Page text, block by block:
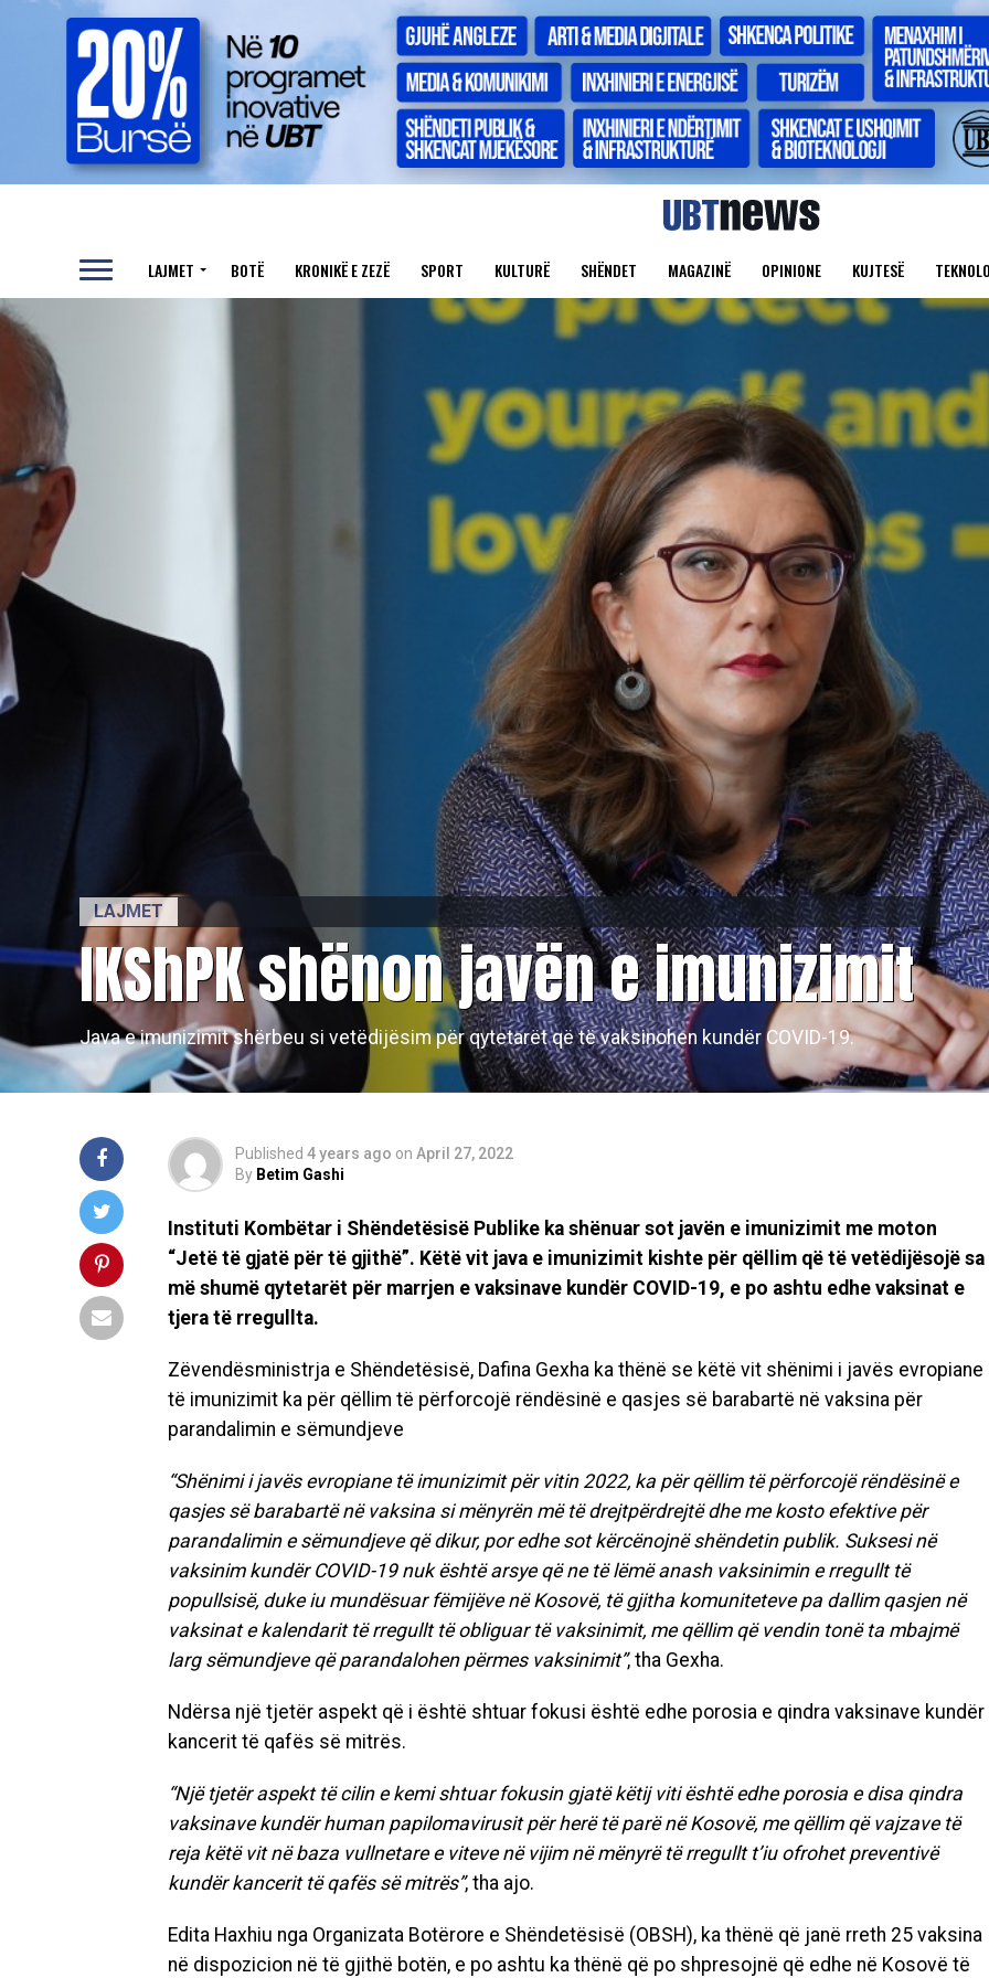
LAJMET BOTË KRONIKË E ZEZË SPORT KULTURË SHËNDET MAGAZINË OPINIONE KUJTESË
LAJMET
​IKShPK shënon javën e imunizimit
Java e imunizimit shërbeu si vetëdijësim për qytetarët që të vaksinohen kundër COVID-19.
Published 4 years ago on April 27, 2022
By Betim Gashi
Instituti Kombëtar i Shëndetësisë Publike ka shënuar sot javën e imunizimit me moton
“Jetë të gjatë për të gjithë”. Këtë vit java e imunizimit kishte për qëllim që të vetëdijësojë sa
më shumë qytetarët për marrjen e vaksinave kundër COVID-19, e po ashtu edhe vaksinat e
tjera të rregullta.
Zëvendësministrja e Shëndetësisë, Dafina Gexha ka thënë se këtë vit shënimi i javës evropiane
të imunizimit ka për qëllim të përforcojë rëndësinë e qasjes së barabartë në vaksina për
parandalimin e sëmundjeve
“Shënimi i javës evropiane të imunizimit për vitin 2022, ka për qëllim të përforcojë rëndësinë e
qasjes së barabartë në vaksina si mënyrën më të drejtpërdrejtë dhe me kosto efektive për
parandalimin e sëmundjeve që dikur, por edhe sot kërcënojnë shëndetin publik. Suksesi në
vaksinim kundër COVID-19 nuk është arsye që ne të lëmë anash vaksinimin e rregullt të
popullsisë, duke iu mundësuar fëmijëve në Kosovë, të gjitha komuniteteve pa dallim qasjen në
vaksinat e kalendarit të rregullt të obliguar të vaksinimit, me qëllim që vendin tonë ta mbajmë
larg sëmundjeve që parandalohen përmes vaksinimit”, tha Gexha.
Ndërsa një tjetër aspekt që i është shtuar fokusi është edhe porosia e qindra vaksinave kundër
kancerit të qafës së mitrës.
“Një tjetër aspekt të cilin e kemi shtuar fokusin gjatë këtij viti është edhe porosia e disa qindra
vaksinave kundër human papilomavirusit për herë të parë në Kosovë, me qëllim që vajzave të
reja këtë vit në baza vullnetare e viteve në vijim në mënyrë të rregullt t’iu ofrohet preventivë
kundër kancerit të qafës së mitrës”, tha ajo.
Edita Haxhiu nga Organizata Botërore e Shëndetësisë (OBSH), ka thënë që janë rreth 25 vaksina
në dispozicion në të gjithë botën, e po ashtu ka thënë që po shpresojnë që edhe në Kosovë të